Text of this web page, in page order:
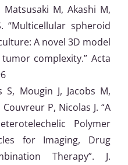
Matsusaki M, Akashi M,
“Multicellular spheroid
A novel 3D model
complexity.” Acta
Mougin J, Jacobs M,
P, Nicolas J. “A
Polymer
for Imaging, Drug
Therapy”. J.